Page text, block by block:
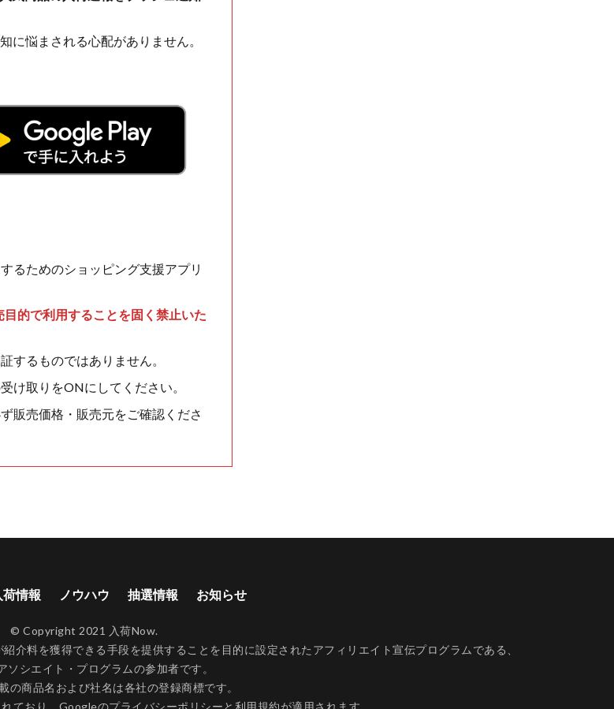
に悩まされる心配がありません。
るためのショッピング支援アプリ
的で利用することを固く禁止いた
するものではありません。
け取りをONにしてください。
販売価格・販売元をご確認くださ
荷情報 ノウハウ 抽選情報 お知らせ
© Copyright 2021 入荷Now.
介料を獲得できる手段を提供することを目的に設定されたアフィリエイト宣伝プログラムである、
ソシエイト・プログラムの参加者です。
の商品名および社名は各社の登録商標です。
ており、Googleのプライバシーポリシー と 利用規約が適用されます。